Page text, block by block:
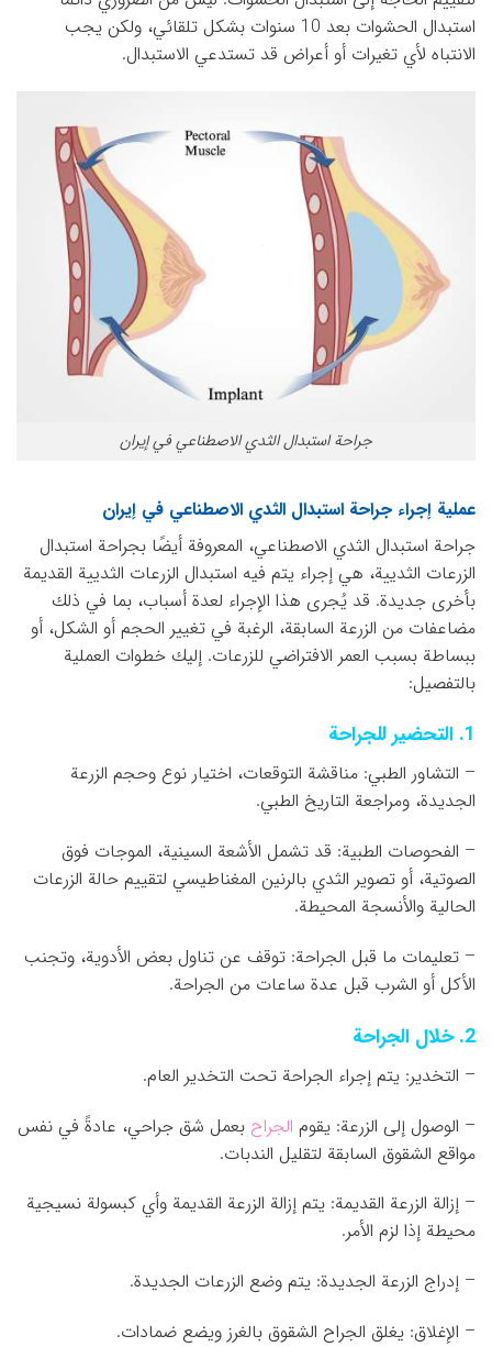
استبدال الحشوات بعد 10 سنوات بشكل تلقائي، ولكن يجب
الانتباه لأي تغيرات أو أعراض قد تستدعي الاستبدال.
جراحة استبدال الثدي الاصطناعي في إيران
عملية إجراء جراحة استبدال الثدي الاصطناعي في إيران
جراحة استبدال الثدي الاصطناعي، المعروفة أيضًا بجراحة استبدال
الزرعات الثديية، هي إجراء يتم فيه استبدال الزرعات الثديية القديمة
بأخرى جديدة. قد يُجرى هذا الإجراء لعدة أسباب، بما في ذلك
مضاعفات من الزرعة السابقة، الرغبة في تغيير الحجم أو الشكل، أو
ببساطة بسبب العمر الافتراضي للزرعات. إليك خطوات العملية
بالتفصيل:
1. التحضير للجراحة
– التشاور الطبي: مناقشة التوقعات، اختيار نوع وحجم الزرعة
الجديدة، ومراجعة التاريخ الطبي.
– الفحوصات الطبية: قد تشمل الأشعة السينية، الموجات فوق
الصوتية، أو تصوير الثدي بالرنين المغناطيسي لتقييم حالة الزرعات
الحالية والأنسجة المحيطة.
– تعليمات ما قبل الجراحة: توقف عن تناول بعض الأدوية، وتجنب
الأكل أو الشرب قبل عدة ساعات من الجراحة.
2. خلال الجراحة
– التخدير: يتم إجراء الجراحة تحت التخدير العام.
– الوصول إلى الزرعة: يقوم الجراح بعمل شق جراحي، عادةً في نفس
مواقع الشقوق السابقة لتقليل الندبات.
– إزالة الزرعة القديمة: يتم إزالة الزرعة القديمة وأي كبسولة نسيجية
محيطة إذا لزم الأمر.
– إدراج الزرعة الجديدة: يتم وضع الزرعات الجديدة.
– الإغلاق: يغلق الجراح الشقوق بالغرز ويضع ضمادات.